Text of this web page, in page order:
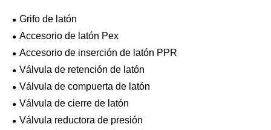
Grifo de latón
Accesorio de latón Pex
Accesorio de inserción de latón PPR
Válvula de retención de latón
Válvula de compuerta de latón
Válvula de cierre de latón
Válvula reductora de presión